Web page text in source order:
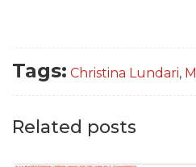
Tags: Christina Lundari,
Related posts